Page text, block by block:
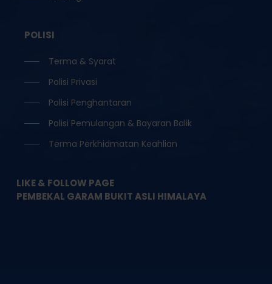
POLISI
Terma & Syarat
Polisi Privasi
Polisi Penghantaran
Polisi Pemulangan & Bayaran Balik
Terma Perkhidmatan Keahlian
LIKE & FOLLOW PAGE
PEMBEKAL GARAM BUKIT ASLI HIMALAYA